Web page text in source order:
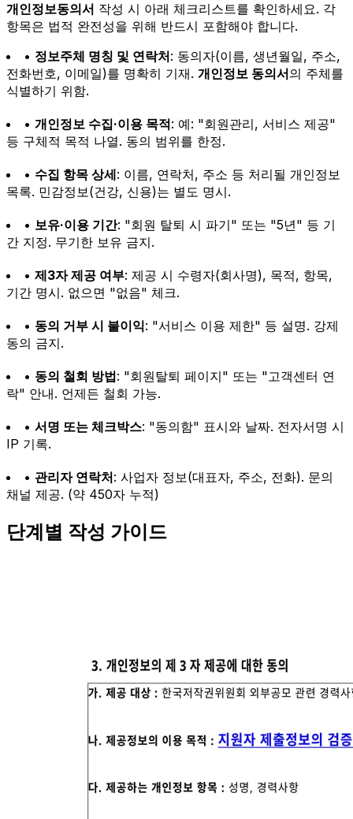
개인정보동의서 작성 시 아래 체크리스트를 확인하세요. 각
항목은 법적 완전성을 위해 반드시 포함해야 합니다.
• 정보주체 명칭 및 연락처: 동의자(이름, 생년월일, 주소,
전화번호, 이메일)를 명확히 기재. 개인정보 동의서의 주체를
식별하기 위함.
• 개인정보 수집·이용 목적: 예: "회원관리, 서비스 제공"
등 구체적 목적 나열. 동의 범위를 한정.
• 수집 항목 상세: 이름, 연락처, 주소 등 처리될 개인정보
목록. 민감정보(건강, 신용)는 별도 명시.
• 보유·이용 기간: "회원 탈퇴 시 파기" 또는 "5년" 등 기
간 지정. 무기한 보유 금지.
• 제3자 제공 여부: 제공 시 수령자(회사명), 목적, 항목,
기간 명시. 없으면 "없음" 체크.
• 동의 거부 시 불이익: "서비스 이용 제한" 등 설명. 강제
동의 금지.
• 동의 철회 방법: "회원탈퇴 페이지" 또는 "고객센터 연
락" 안내. 언제든 철회 가능.
• 서명 또는 체크박스: "동의함" 표시와 날짜. 전자서명 시
IP 기록.
• 관리자 연락처: 사업자 정보(대표자, 주소, 전화). 문의
채널 제공. (약 450자 누적)
단계별 작성 가이드